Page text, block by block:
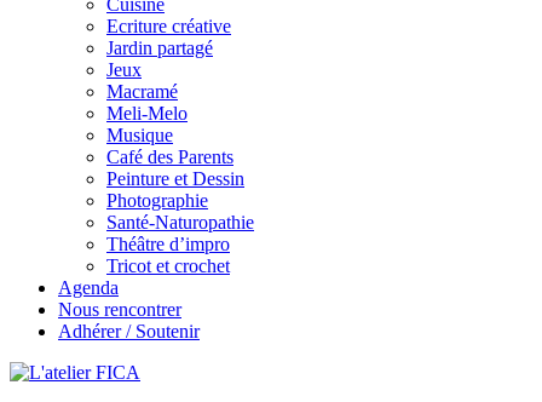
Cuisine
Ecriture créative
Jardin partagé
Jeux
Macramé
Meli-Melo
Musique
Café des Parents
Peinture et Dessin
Photographie
Santé-Naturopathie
Théâtre d’impro
Tricot et crochet
Agenda
Nous rencontrer
Adhérer / Soutenir